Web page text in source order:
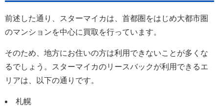
前述した通り、スターマイカは、首都圏をはじめ大都市圏
のマンションを中心に買取を行っています。
そのため、地方にお住いの方は利用できないことが多くな
るでしょう。スターマイカのリースバックが利用できるエ
リアは、以下の通りです。
札幌